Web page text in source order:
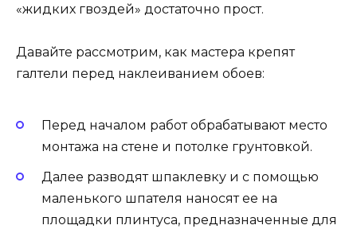
«жидких гвоздей» достаточно прост.
Давайте рассмотрим, как мастера крепят
галтели перед наклеиванием обоев:
Перед началом работ обрабатывают место
монтажа на стене и потолке грунтовкой.
Далее разводят шпаклевку и с помощью
маленького шпателя наносят ее на
площадки плинтуса, предназначенные для